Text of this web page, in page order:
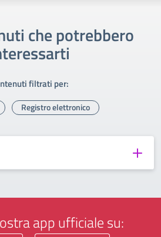
che potrebbero
filtrati per:
Registro elettronico
app ufficiale su: